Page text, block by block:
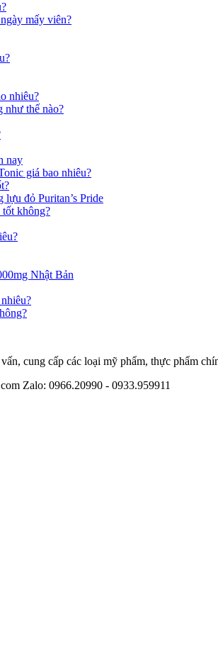
mấy viên?
nhiêu?
như thế nào?
nay
giá bao nhiêu?
lựu đỏ Puritan’s Pride
không?
Nhật Bản
cung cấp các loại mỹ phẩm, thực phẩm
Zalo: 0966.20990 - 0933.959911